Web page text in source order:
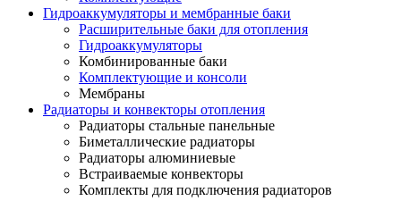
Гидроаккумуляторы и мембранные баки
Расширительные баки для отопления
Гидроаккумуляторы
Комбинированные баки
Комплектующие и консоли
Мембраны
Радиаторы и конвекторы отопления
Радиаторы стальные панельные
Биметаллические радиаторы
Радиаторы алюминиевые
Встраиваемые конвекторы
Комплекты для подключения радиаторов